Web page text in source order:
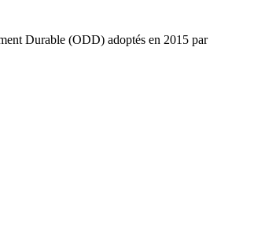
Durable (ODD) adoptés en 2015 par